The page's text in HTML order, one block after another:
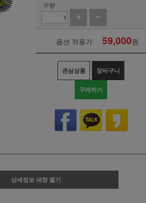
수량
옵션 적용가 59,000원
관심상품 장바구니
구매하기
상세정보 새창 열기